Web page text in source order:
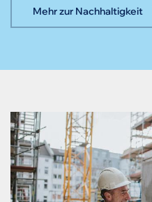
Mehr zur Nachhaltigkeit